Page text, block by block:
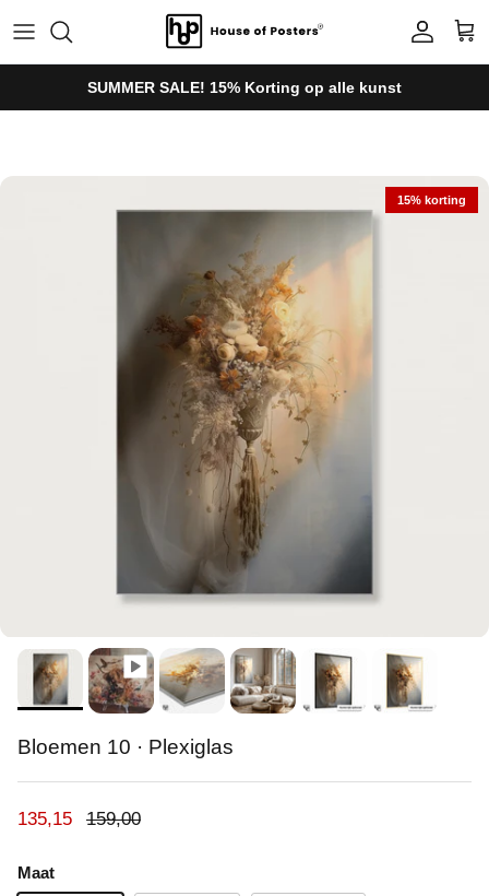
Account
SUMMER SALE! 15% Korting op alle kunst
15% korting
Bloemen 10 · Plexiglas
Verkoopprijs
135,15 Reguliere prijs
159,00
Maat